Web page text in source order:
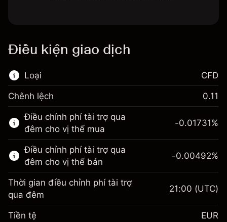
Điều kiện giao dịch
Loại
Thị trường tài chính này chỉ dành cho giao
dịch CFD.
Tìm hiểu thêm về:
CFD
CFD
Chênh lệch 0.11
Điều chỉnh phí tài trợ qua
đêm cho vị thế mua
Biên lợi nhuận. Đầu tư
-0.01731%
Điều chỉnh phí tài trợ qua
đêm cho vị thế bán
-0.00492%
Thời gian điều chỉnh phí tài trợ
qua đêm
21:00 (UTC)
Tiền tệ EUR